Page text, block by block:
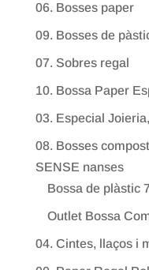
06. Bosses paper
09. Bosses de
07. Sobres regal
10. Bossa Paper
03. Especial
08. Bosses
SENSE nanses
Bossa de plàstic
Outlet Bossa
04. Cintes, llaços i